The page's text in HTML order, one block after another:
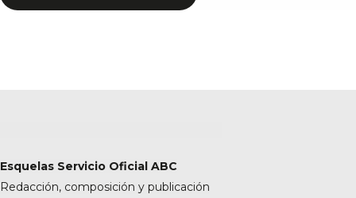
Esquelas Servicio Oficial ABC
Redacción, composición y publicación